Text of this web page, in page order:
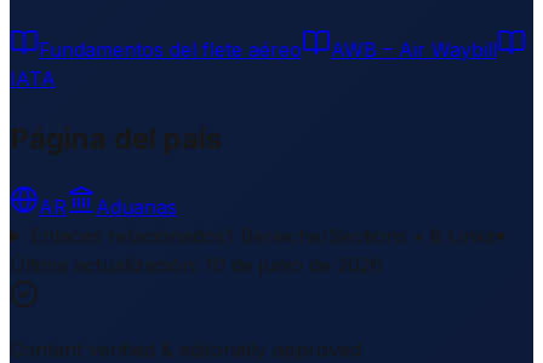
Fundamentos del flete aéreo
AWB – Air Waybill
IATA
Página del país
AR
Aduanas
Enlaces relacionados1 Bereiche/Sections • 8 Links▾
Última actualización: 10 de junio de 2026
Content verified & editorially approved